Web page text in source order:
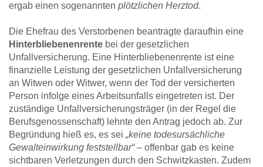
ergab einen sogenannten plötzlichen Herztod.
Die Ehefrau des Verstorbenen beantragte daraufhin eine
Hinterbliebenenrente bei der gesetzlichen
Unfallversicherung. Eine Hinterbliebenenrente ist eine
finanzielle Leistung der gesetzlichen Unfallversicherung
an Witwen oder Witwer, wenn der Tod der versicherten
Person infolge eines Arbeitsunfalls eingetreten ist. Der
zuständige Unfallversicherungsträger (in der Regel die
Berufsgenossenschaft) lehnte den Antrag jedoch ab. Zur
Begründung hieß es, es sei „keine todesursächliche
Gewalteinwirkung feststellbar“– offenbar gab es keine
sichtbaren Verletzungen durch den Schwitzkasten. Zudem